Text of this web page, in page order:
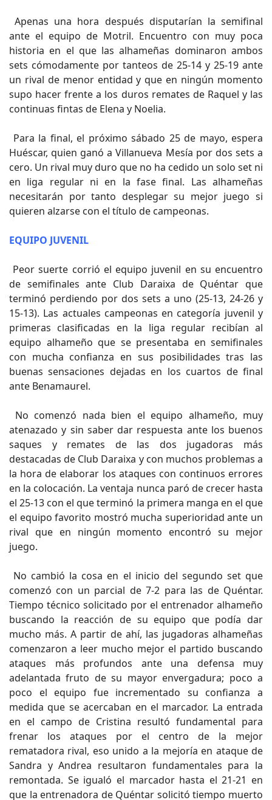
Apenas una hora después disputarían la semifinal
ante el equipo de Motril. Encuentro con muy poca
historia en el que las alhameñas dominaron ambos
sets cómodamente por tanteos de 25-14 y 25-19 ante
un rival de menor entidad y que en ningún momento
supo hacer frente a los duros remates de Raquel y las
continuas fintas de Elena y Noelia.
Para la final, el próximo sábado 25 de mayo, espera
Huéscar, quien ganó a Villanueva Mesía por dos sets a
cero. Un rival muy duro que no ha cedido un solo set ni
en liga regular ni en la fase final. Las alhameñas
necesitarán por tanto desplegar su mejor juego si
quieren alzarse con el título de campeonas.
EQUIPO JUVENIL
Peor suerte corrió el equipo juvenil en su encuentro
de semifinales ante Club Daraixa de Quéntar que
terminó perdiendo por dos sets a uno (25-13, 24-26 y
15-13). Las actuales campeonas en categoría juvenil y
primeras clasificadas en la liga regular recibían al
equipo alhameño que se presentaba en semifinales
con mucha confianza en sus posibilidades tras las
buenas sensaciones dejadas en los cuartos de final
ante Benamaurel.
No comenzó nada bien el equipo alhameño, muy
atenazado y sin saber dar respuesta ante los buenos
saques y remates de las dos jugadoras más
destacadas de Club Daraixa y con muchos problemas a
la hora de elaborar los ataques con continuos errores
en la colocación. La ventaja nunca paró de crecer hasta
el 25-13 con el que terminó la primera manga en el que
el equipo favorito mostró mucha superioridad ante un
rival que en ningún momento encontró su mejor
juego.
No cambió la cosa en el inicio del segundo set que
comenzó con un parcial de 7-2 para las de Quéntar.
Tiempo técnico solicitado por el entrenador alhameño
buscando la reacción de su equipo que podía dar
mucho más. A partir de ahí, las jugadoras alhameñas
comenzaron a leer mucho mejor el partido buscando
ataques más profundos ante una defensa muy
adelantada fruto de su mayor envergadura; poco a
poco el equipo fue incrementado su confianza a
medida que se acercaban en el marcador. La entrada
en el campo de Cristina resultó fundamental para
frenar los ataques por el centro de la mejor
rematadora rival, eso unido a la mejoría en ataque de
Sandra y Andrea resultaron fundamentales para la
remontada. Se igualó el marcador hasta el 21-21 en
que la entrenadora de Quéntar solicitó tiempo muerto